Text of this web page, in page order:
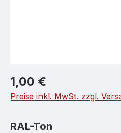
Regulärer Preis:
1,00 €
Preise inkl. MwSt. zzgl.
RAL-Ton